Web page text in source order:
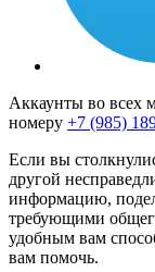
Аккаунты во всех
номеру +7 (985)
Если вы
другой
информацию,
требующими
удобным вам
вам помочь.